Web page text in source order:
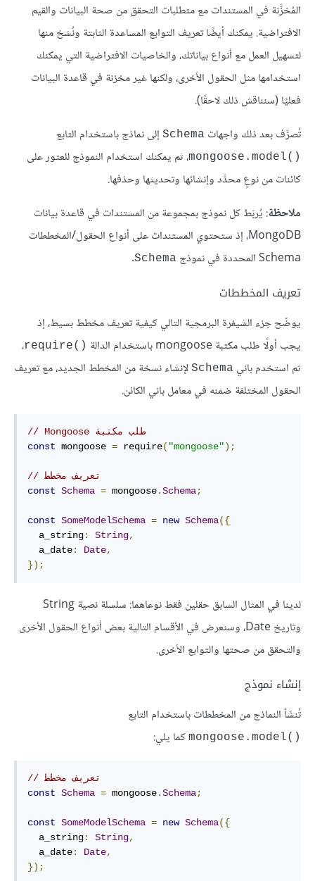
المُخزَّنة في المستندات مع متطلبات التحقق من صحة البيانات والقيم
الافتراضية. يمكنك أيضًا تعريف التوابع المساعدة الثابتة ونُسَخ منها
لتسهيل العمل مع أنواع بياناتك، والخاصيات الافتراضية التي يمكنك
استخدامها مثل الحقول الأخرى، ولكنها غير مخزنة في قاعدة البيانات
فعليًا (سنناقش ذلك لاحقًا).
تُصرَّف بعد ذلك واجهات Schema إلى نماذج باستخدام التابع
mongoose.model()‎، ثم يمكنك استخدام النموذج للعثور على
كائنات من نوعٍ محدَّد وإنشائها وتحديثها وحذفها.
ملاحظة: يُربَط كل نموذج بمجموعة من المستندات في قاعدة بيانات
MongoDB، إذ ستحتوي المستندات على أنواع الحقول/المخططات
Schema المحددة في نموذج
Schema
.
تعريف المخططات
يوضّح جزء الشيفرة البرمجية التالي كيفية تعريف مخطط بسيط، إذ
يجب أولًا طلب مكتبة mongoose باستخدام الدالة
require()‎،
ثم استخدم باني Schema لإنشاء نسخة من المخطط الجديد، مع تعريف
الحقول المختلفة ضمنه في معامل باني الكائن.
// طلب مكتبة‫ Mongoose
const mongoose = require( "mongoose");
// تعريف مخطط
const Schema = mongoose.Schema;
const SomeModelSchema = new Schema({
  a_string
: String,
  a_date
: Date,
});
لدينا في المثال السابق حقلين فقط نوعاهما: سلسلة نصية String
وتاريخ Date، وسنعرض في الأقسام التالية بعض أنواع الحقول الأخرى
والتحقق من صحتها والتوابع الأخرى.
إنشاء نموذج
تُنشَأ النماذج من المخططات باستخدام التابع
mongoose.model()‎ كما يلي:
// تعريف مخطط
const Schema = mongoose.Schema;
const SomeModelSchema = new Schema({
  a_string
: String,
  a_date
: Date,
});